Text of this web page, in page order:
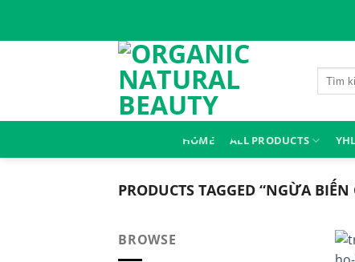
Search
for:
HOME ALL PRODUCTS YHL
PRODUCTS TAGGED “NGỪA
BROWSE